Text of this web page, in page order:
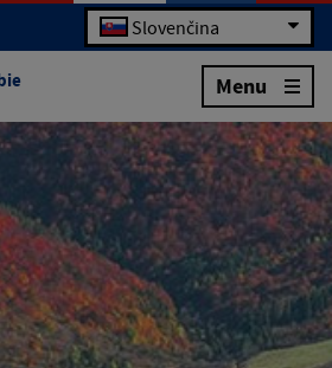
Slovenčina
Menu